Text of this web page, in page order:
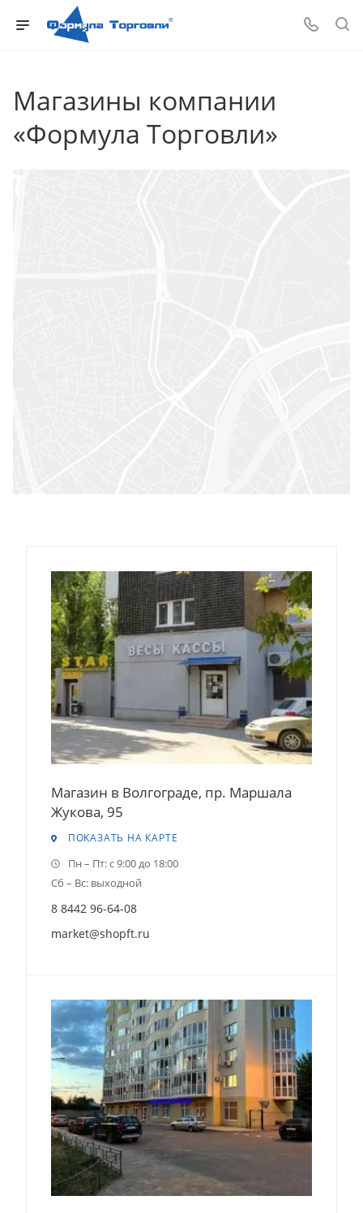
Магазины компании
«Формула Торговли»
Магазин в Волгограде, пр. Маршала
Жукова, 95
ПОКАЗАТЬ НА КАРТЕ
Пн – Пт: с 9:00 до 18:00
Сб – Вс: выходной
8 8442 96-64-08
market@shopft.ru